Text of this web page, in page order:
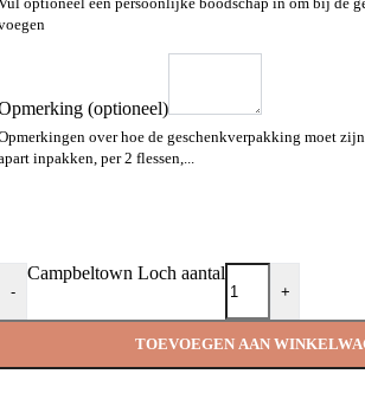
(optioneel)
over hoe de geschenkverpakking moet
inpakken, per 2 flessen,...
-
Campbeltown Loch aantal
+
TOEVOEGEN AAN